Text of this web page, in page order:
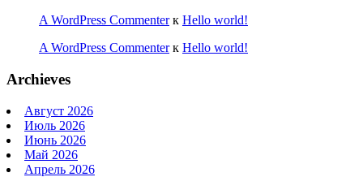
A WordPress Commenterк Hello world!
A WordPress Commenterк Hello world!
Archieves
Август 2026
Июль 2026
Июнь 2026
Май 2026
Апрель 2026